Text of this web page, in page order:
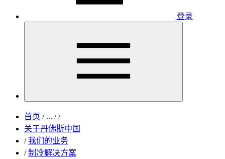
登录
首页 /... / /
关于丹佛斯中国
/ 我们的业务
/ 制冷解决方案